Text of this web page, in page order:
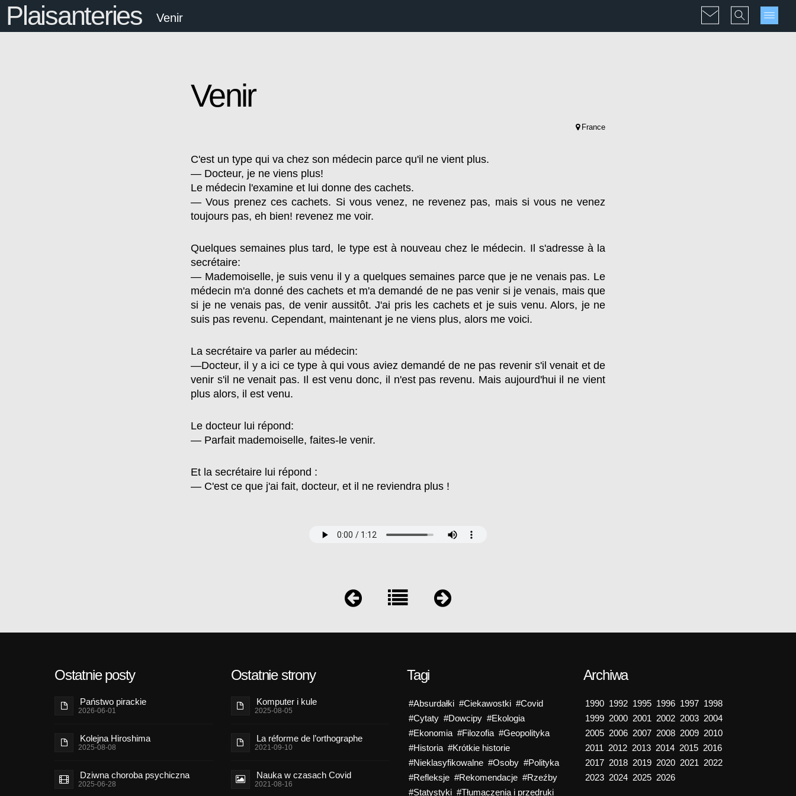
Plaisanteries Venir
Venir
France
C'est un type qui va chez son médecin parce qu'il ne vient plus.
— Docteur, je ne viens plus!
Le médecin l'examine et lui donne des cachets.
— Vous prenez ces cachets. Si vous venez, ne revenez pas, mais si vous ne venez
toujours pas, eh bien! revenez me voir.
Quelques semaines plus tard, le type est à nouveau chez le médecin. Il s'adresse à la
secrétaire:
— Mademoiselle, je suis venu il y a quelques semaines parce que je ne venais pas. Le
médecin m'a donné des cachets et m'a demandé de ne pas venir si je venais, mais que
si je ne venais pas, de venir aussitôt. J'ai pris les cachets et je suis venu. Alors, je ne
suis pas revenu. Cependant, maintenant je ne viens plus, alors me voici.
La secrétaire va parler au médecin:
—Docteur, il y a ici ce type à qui vous aviez demandé de ne pas revenir s'il venait et de
venir s'il ne venait pas. Il est venu donc, il n'est pas revenu. Mais aujourd'hui il ne vient
plus alors, il est venu.
Le docteur lui répond:
— Parfait mademoiselle, faites-le venir.
Et la secrétaire lui répond :
— C'est ce que j'ai fait, docteur, et il ne reviendra plus !
Ostatnie posty
Państwo pirackie
2026-06-01
Kolejna Hiroshima
2025-08-08
Dziwna choroba psychiczna
2025-06-28
Ostatnie strony
Komputer i kule
2025-08-05
La réforme de l’orthographe
2021-09-10
Nauka w czasach Covid
2021-08-16
Tagi
#Absurdałki #Ciekawostki #Covid
#Cytaty #Dowcipy #Ekologia
#Ekonomia #Filozofia #Geopolityka
#Historia #Krótkie historie
#Nieklasyfikowalne #Osoby #Polityka
#Refleksje #Rekomendacje #Rzeźby
#Statystyki #Tłumaczenia i przedruki
Archiwa
1990 1992 1995 1996 1997 1998
1999 2000 2001 2002 2003 2004
2005 2006 2007 2008 2009 2010
2011 2012 2013 2014 2015 2016
2017 2018 2019 2020 2021 2022
2023 2024 2025 2026